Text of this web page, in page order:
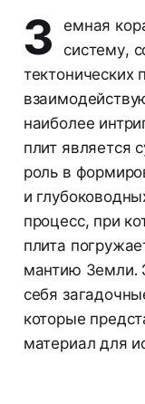
З
емная
систему,
тектонических
наиболее
плит является
роль в
и
процесс, при
плита
мантию Земли.
себя
которые
материал для